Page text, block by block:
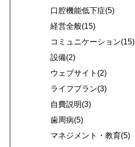
口腔機能低下症(5)
経営全般(15)
コミュニケーション(15)
設備(2)
ウェブサイト(2)
ライフプラン(3)
自費説明(3)
歯周病(5)
マネジメント・教育(5)